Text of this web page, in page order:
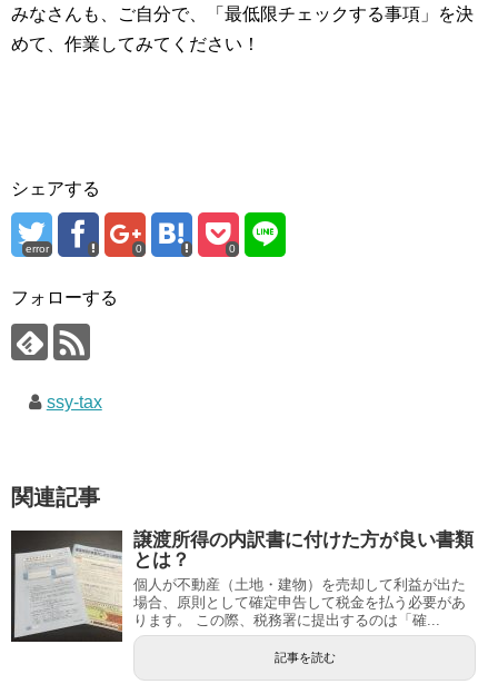
みなさんも、ご自分で、「最低限チェックする事項」を決
めて、作業してみてください！
シェアする
error 0 0
フォローする
ssy-tax
関連記事
譲渡所得の内訳書に付けた方が良い書類
とは？
個人が不動産（土地・建物）を売却して利益が出た
場合、原則として確定申告して税金を払う必要があ
ります。 この際、税務署に提出するのは「確...
記事を読む